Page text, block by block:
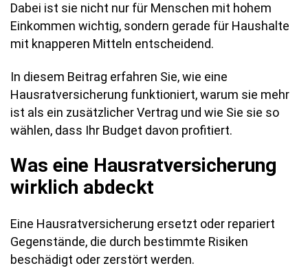
Dabei ist sie nicht nur für Menschen mit hohem
Einkommen wichtig, sondern gerade für Haushalte
mit knapperen Mitteln entscheidend.
In diesem Beitrag erfahren Sie, wie eine
Hausratversicherung funktioniert, warum sie mehr
ist als ein zusätzlicher Vertrag und wie Sie sie so
wählen, dass Ihr Budget davon profitiert.
Was eine Hausratversicherung
wirklich abdeckt
Eine Hausratversicherung ersetzt oder repariert
Gegenstände, die durch bestimmte Risiken
beschädigt oder zerstört werden.